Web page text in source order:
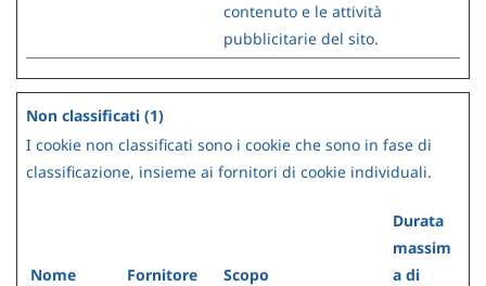
contenuto e le attività
pubblicitarie del sito.
Non classificati (1)
I cookie non classificati sono i cookie che sono in fase di
classificazione, insieme ai fornitori di cookie individuali.
Nome Fornitore Scopo
Durata
massim
a di